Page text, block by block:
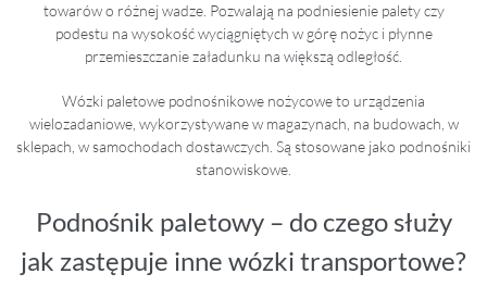
towarów o różnej wadze. Pozwalają na podniesienie palety czy
podestu na wysokość wyciągniętych w górę nożyc i płynne
przemieszczanie załadunku na większą odległość.
Wózki paletowe podnośnikowe nożycowe to urządzenia
wielozadaniowe, wykorzystywane w magazynach, na budowach, w
sklepach, w samochodach dostawczych. Są stosowane jako podnośniki
stanowiskowe.
Podnośnik paletowy – do czego służy
jak zastępuje inne wózki transportowe?